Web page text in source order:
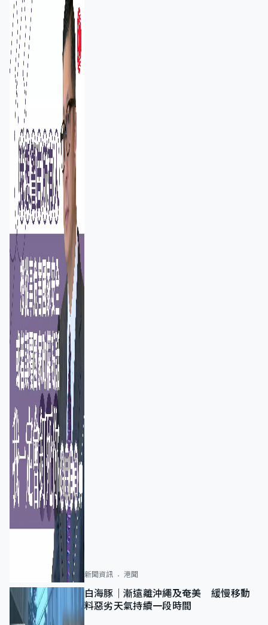
新聞資訊 港聞
白海豚｜漸遠離沖繩及奄美 緩慢移動
料惡劣天氣持續一段時間